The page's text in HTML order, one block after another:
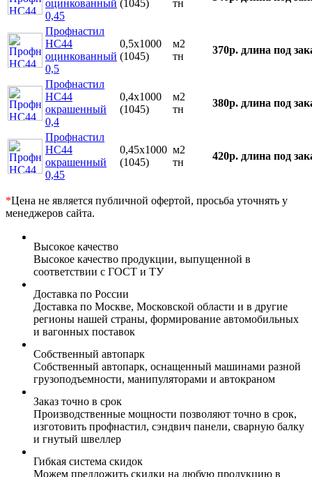
оцинкованный
0,45
(1045) тн
Профнастил
НС44
оцинкованный
0,5
0,5х1000
(1045)
м2
тн
370р. длина под
Профнастил
НС44
окрашенный
0,4
0,4х1000
(1045)
м2
тн
380р. длина под
Профнастил
НС44
окрашенный
0,45
0,45х1000
(1045)
м2
тн
420р. длина под
*Цена не является публичной офертой, просьба уточнять у
менеджеров сайта.
Высокое качество
Высокое качество продукции, выпущенной в
соответствии с ГОСТ и ТУ
Доставка по России
Доставка по Москве, Московской области и в другие
регионы нашей страны, формирование автомобильных
и вагонных поставок
Собственный автопарк
Собственный автопарк, оснащенный машинами разной
грузоподъемности, манипуляторами и автокраном
Заказ точно в срок
Производственные мощности позволяют точно в срок,
изготовить профнастил, сэндвич панели, сварную балку
и гнутый швеллер
Гибкая система скидок
Можем предложить скидки на любую продукцию в